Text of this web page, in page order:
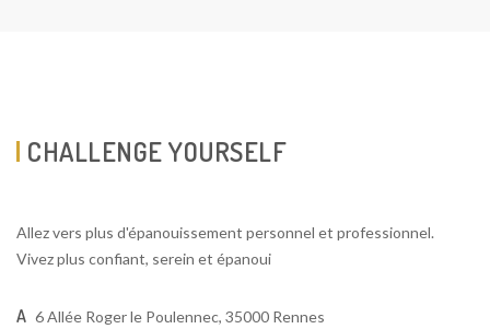
CHALLENGE YOURSELF
Allez vers plus d'épanouissement personnel et professionnel.
Vivez plus confiant, serein et épanoui
A 6 Allée Roger le Poulennec, 35000 Rennes